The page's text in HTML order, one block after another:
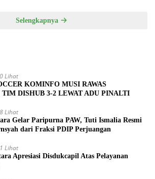
Selengkapnya
Lihat
KOMINFO MUSI RAWAS
DISHUB 3-2 LEWAT ADU PINALTI
Lihat
Gelar Paripurna PAW, Tuti Ismalia Resmi
dari Fraksi PDIP Perjuangan
Lihat
Apresiasi Disdukcapil Atas Pelayanan